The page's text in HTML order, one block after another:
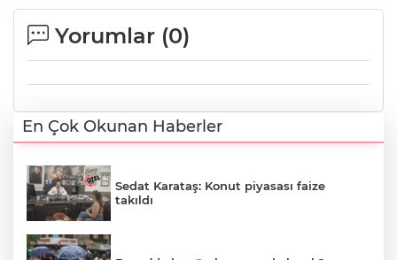
Yorumlar (0)
En Çok Okunan Haberler
Sedat Karataş: Konut piyasası faize
takıldı